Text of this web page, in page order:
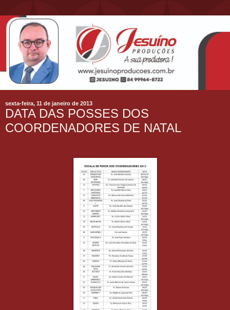
sexta-feira, 11 de janeiro de 2013
DATA DAS POSSES DOS
COORDENADORES DE NATAL